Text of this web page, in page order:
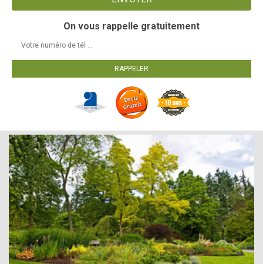
On vous rappelle gratuitement